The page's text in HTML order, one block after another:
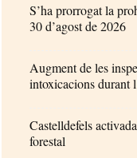
S’ha prorrogat la
30 d’agost de 2026
Augment de les
intoxicacions durant
Castelldefels
forestal